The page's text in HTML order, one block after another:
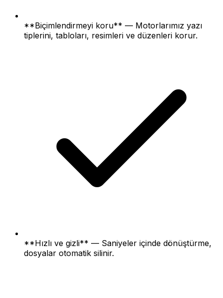
**Biçimlendirmeyi koru** — Motorlarımız yazı
tiplerini, tabloları, resimleri ve düzenleri korur.
**Hızlı ve gizli** — Saniyeler içinde dönüştürme,
dosyalar otomatik silinir.